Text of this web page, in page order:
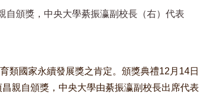
自頒獎，中央大學綦振瀛副校長（右）代表
類國家永續發展獎之肯定。頒獎典禮12月14日
親自頒獎，中央大學由綦振瀛副校長出席代表